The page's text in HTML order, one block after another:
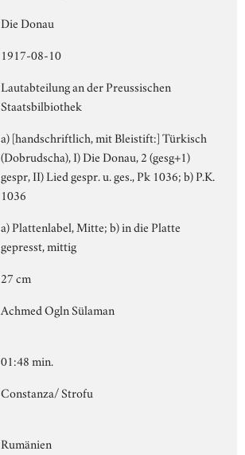
Die Donau
1917-08-10
Lautabteilung an der Preussischen
Staatsbilbiothek
a) [handschriftlich, mit Bleistift:] Türkisch
(Dobrudscha), I) Die Donau, 2 (gesg+1)
gespr, II) Lied gespr. u. ges., Pk 1036; b) P.K.
1036
a) Plattenlabel, Mitte; b) in die Platte
gepresst, mittig
27 cm
Achmed Ogln Sülaman
01:48 min.
Constanza/ Strofu
Rumänien